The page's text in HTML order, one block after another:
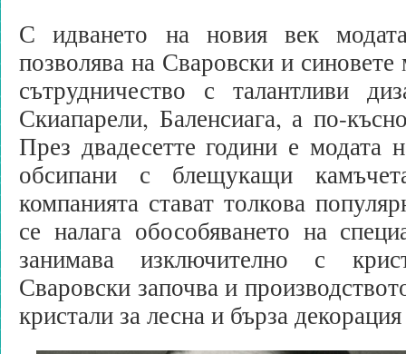
С идването на новия век
позволява на Сваровски и
сътрудничество с талантливи
Скиапарели, Баленсиага, а по-
През двадесетте години е модата
обсипани с блещукащи
компанията стават толкова
се налага обособяването на
занимава изключително с
Сваровски започва и
кристали за лесна и бърза